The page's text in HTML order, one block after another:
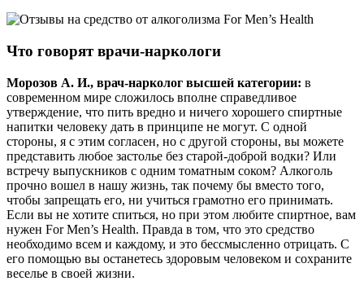
Что говорят врачи-наркологи
Морозов А. И., врач-нарколог высшей категории: в
современном мире сложилось вполне справедливое
утверждение, что пить вредно и ничего хорошего спиртные
напитки человеку дать в принципе не могут. С одной
стороны, я с этим согласен, но с другой стороны, вы можете
представить любое застолье без старой-доброй водки? Или
встречу выпускников с одним томатным соком? Алкоголь
прочно вошел в нашу жизнь, так почему бы вместо того,
чтобы запрещать его, ни учиться грамотно его принимать.
Если вы не хотите спиться, но при этом любите спиртное, вам
нужен For Men’s Health. Правда в том, что это средство
необходимо всем и каждому, и это бессмысленно отрицать. С
его помощью вы останетесь здоровым человеком и сохраните
веселье в своей жизни.